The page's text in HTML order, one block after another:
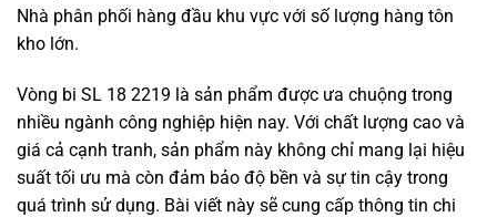
Nhà phân phối hàng đầu khu vực với số lượng hàng tôn
kho lớn.
Vòng bi SL 18 2219 là sản phẩm được ưa chuộng trong
nhiều ngành công nghiệp hiện nay. Với chất lượng cao và
giá cả cạnh tranh, sản phẩm này không chỉ mang lại hiệu
suất tối ưu mà còn đảm bảo độ bền và sự tin cậy trong
quá trình sử dụng. Bài viết này sẽ cung cấp thông tin chi